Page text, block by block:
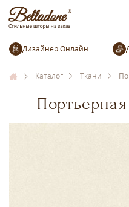
Каталог Ткани